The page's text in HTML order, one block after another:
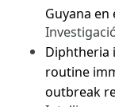
Guyana en
Diphtheria
routine
outbreak